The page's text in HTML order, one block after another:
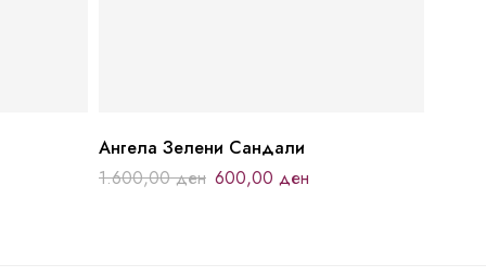
Ангела Зелени Сандали
1.600,00ден 600,00 ден